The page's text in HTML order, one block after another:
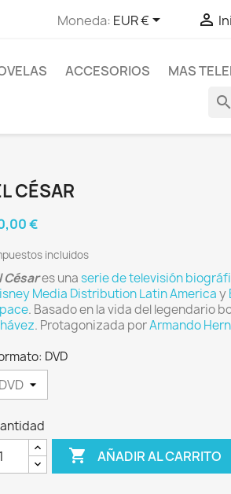
Moneda: EUR € 
ACCESORIOS MAS
search
CÉSAR
€
incluidos
Césares unaserie de televisión
Media Distribution Latin Americay
. Basado en la vida del legendario
. Protagonizada porArmando
DVD
 AÑADIR AL CARRITO